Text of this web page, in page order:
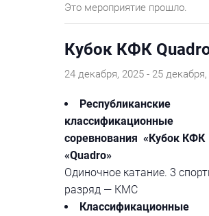
Это мероприятие прошло.
Кубок КФК
24 декабря, 2025 - 25
Республиканские
классификационные
соревнования «Кубок КФК
«Quadro»
Одиночное катание. 3
разряд — КМС
Классификационные